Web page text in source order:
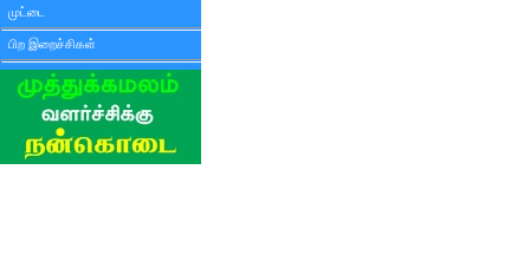
முட்டை
பிற இறைச்சிகள்